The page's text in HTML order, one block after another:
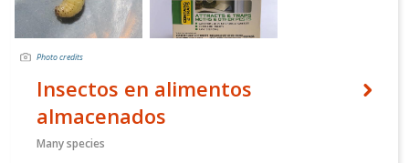
Photo credits
Insectos en alimentos
almacenados
Many species